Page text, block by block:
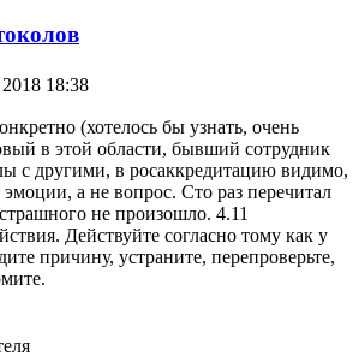
18:38
(хотелось бы узнать, очень
в этой области, бывший сотрудник
с другими, в росаккредитацию видимо,
а не вопрос. Сто раз перечитал
не произошло. 4.11
Действуйте согласно тому как у
причину, устраните, перепроверьте,